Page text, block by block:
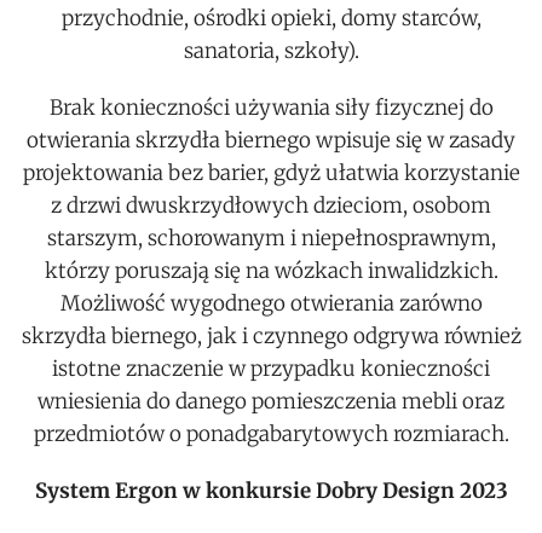
przychodnie, ośrodki opieki, domy starców,
sanatoria, szkoły).
Brak konieczności używania siły fizycznej do
otwierania skrzydła biernego wpisuje się w zasady
projektowania bez barier, gdyż ułatwia korzystanie
z drzwi dwuskrzydłowych dzieciom, osobom
starszym, schorowanym i niepełnosprawnym,
którzy poruszają się na wózkach inwalidzkich.
Możliwość wygodnego otwierania zarówno
skrzydła biernego, jak i czynnego odgrywa również
istotne znaczenie w przypadku konieczności
wniesienia do danego pomieszczenia mebli oraz
przedmiotów o ponadgabarytowych rozmiarach.
System Ergon w konkursie Dobry Design 2023